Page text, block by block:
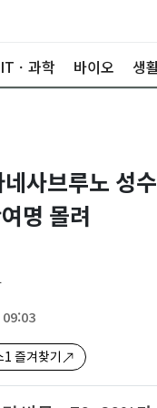
ITㆍ과학 바이오 생
네사브루노 성
명 몰려
1 즐겨찾기